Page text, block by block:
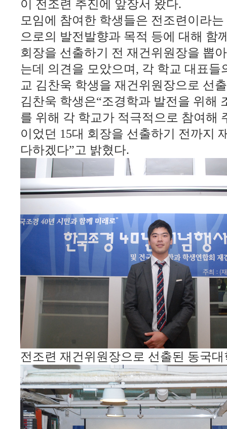
이 전조련 추진에 앞장서 왔다.
모임에 참여한 학생들은 전조련이라
으로의 발전발향과 목적 등에 대해 함
회장을 선출하기 전 재건위원장을 뽑
는데 의견을 모았으며 , 각 학교 대표들
교 김찬욱 학생을 재건위원장으로 선
김찬욱 학생은“조경학과 발전을 위해
를 위해 각 학교가 적극적으로 참여해
이었던 15대 회장을 선출하기 전까지
다하겠다”고 밝혔다.
전조련 재건위원장으로 선출된 동국